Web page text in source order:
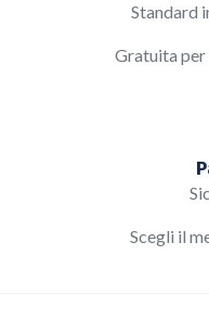
Standard
Gratuita
Scegli il